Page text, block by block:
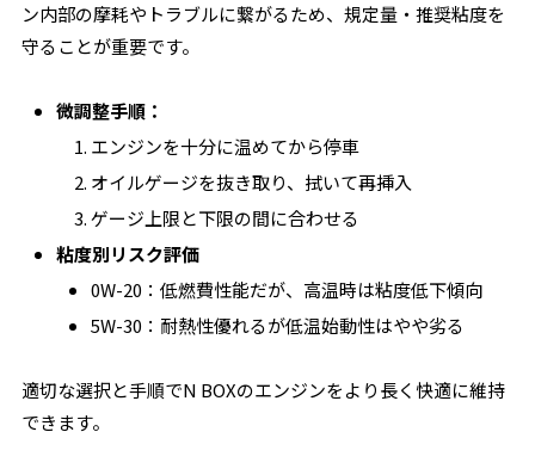
ン内部の摩耗やトラブルに繋がるため、規定量・推奨粘度を
守ることが重要です。
微調整手順：
エンジンを十分に温めてから停車
オイルゲージを抜き取り、拭いて再挿入
ゲージ上限と下限の間に合わせる
粘度別リスク評価
0W-20：低燃費性能だが、高温時は粘度低下傾向
5W-30：耐熱性優れるが低温始動性はやや劣る
適切な選択と手順でN BOXのエンジンをより長く快適に維持
できます。